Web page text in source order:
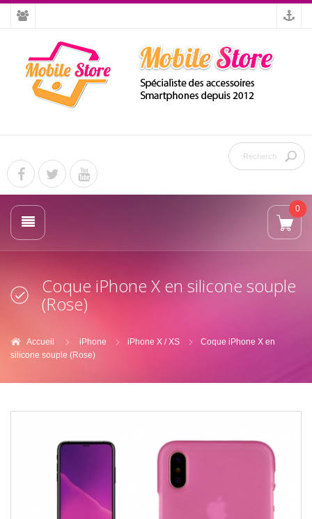
0
Coque iPhone X en silicone souple
(Rose)
Accueil iPhone iPhone X / XS
Coque iPhone X en
silicone souple (Rose)